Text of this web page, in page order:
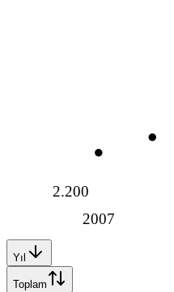
2007
2.200
Yıl
Toplam